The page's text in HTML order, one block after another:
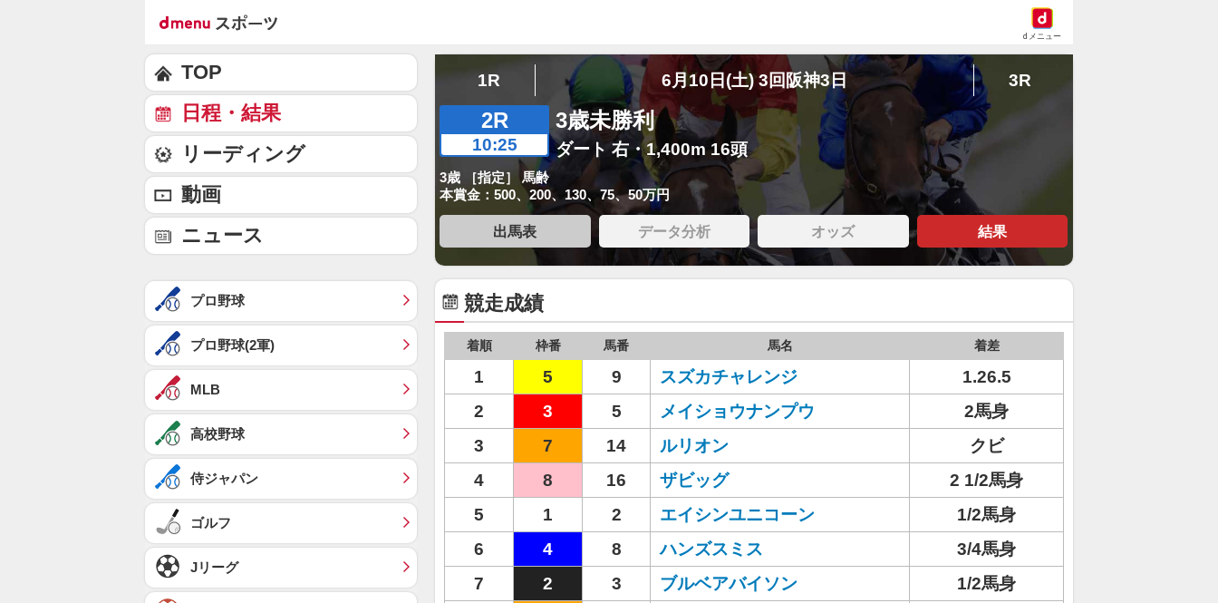
dメニュー
1R 6月10日(土) 3回阪神3日 3R
2R
10:25
3歳未勝利
ダート 右・1,400m 16頭
3歳 ［指定］ 馬齢
本賞金：500、200、130、75、50万円
出馬表 データ分析 オッズ 結果
競走成績
着順 枠番 馬番 馬名 着差
1 5 9 スズカチャレンジ
1.26.5
2
3 5 メイショウナンプウ
2馬身
3
7 14 ルリオン
クビ
4
8 16 ザビッグ
2 1/2馬身
5
1 2 エイシンユニコーン
1/2馬身
6
4 8 ハンズスミス
3/4馬身
7
2 3 ブルベアバイソン
1/2馬身
TOP
日程・結果
リーディング
動画
ニュース
プロ野球
プロ野球(2軍)
MLB
高校野球
侍ジャパン
ゴルフ
Jリーグ